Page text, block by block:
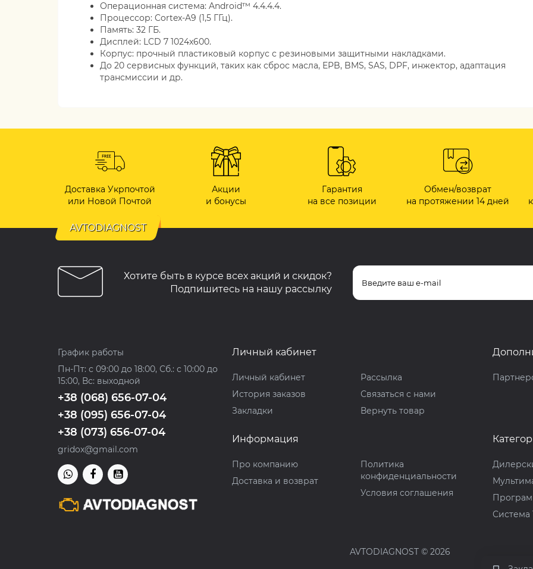
Операционная система: Android™ 4.4.4.4.
Процессор: Cortex-A9 (1,5 ГГц).
Память: 32 ГБ.
Дисплей: LCD 7 1024x600.
Корпус: прочный пластиковый корпус с резиновыми защитными накладками.
До 20 сервисных функций, таких как сброс масла, EPB, BMS, SAS, DPF, инжектор, адаптация
трансмиссии и др.
Доставка Укрпочтой
или Новой Почтой
Акции
и бонусы
Гарантия
на все позиции
Обмен/возврат
на протяжении 14 дней
AVTODIAGNOST
Хотите быть в курсе всех акций и скидок?
Подпишитесь на нашу рассылку
График работы
Пн-Пт: с 09:00 до 18:00, Сб.: с 10:00 до
15:00, Вс: выходной
+38 (068) 656-07-04
+38 (095) 656-07-04
+38 (073) 656-07-04
gridox@gmail.com
Личный кабинет
Личный кабинет
История заказов
Закладки
Рассылка
Связаться с нами
Вернуть товар
Информация
Про компанию
Доставка и возврат
Политика
конфиденциальности
Условия соглашения
Система
AVTODIAGNOST © 2026